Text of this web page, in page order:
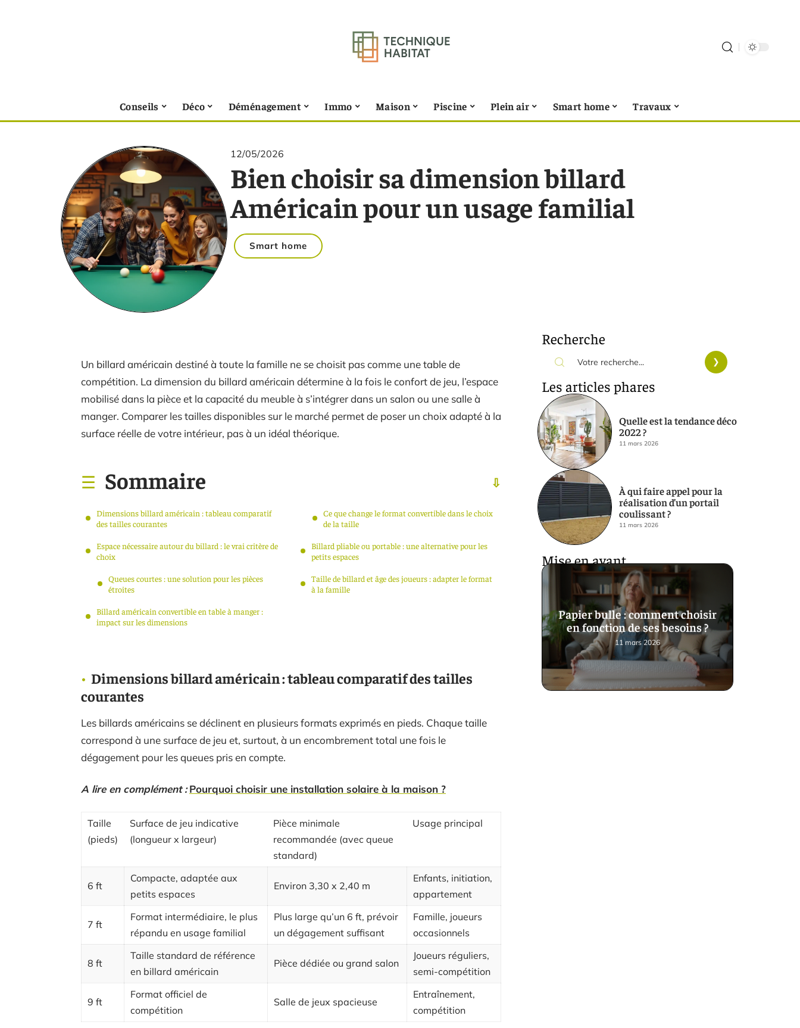
Conseils Déco Déménagement Immo Maison Piscine Plein air Smart home Travaux
12/05/2026
Bien choisir sa dimension billard
Américain pour un usage familial
Smart home
Un billard américain destiné à toute la famille ne se choisit pas comme une table de
compétition. La dimension du billard américain détermine à la fois le confort de jeu, l’espace
mobilisé dans la pièce et la capacité du meuble à s’intégrer dans un salon ou une salle à
manger. Comparer les tailles disponibles sur le marché permet de poser un choix adapté à la
surface réelle de votre intérieur, pas à un idéal théorique.
Sommaire
Dimensions billard américain : tableau comparatif
des tailles courantes
Espace nécessaire autour du billard : le vrai critère de
choix
Queues courtes : une solution pour les pièces
étroites
Billard américain convertible en table à manger :
impact sur les dimensions
Ce que change le format convertible dans le choix
de la taille
Billard pliable ou portable : une alternative pour les
petits espaces
Taille de billard et âge des joueurs : adapter le format
à la famille
Dimensions billard américain : tableau comparatif des tailles
courantes
Les billards américains se déclinent en plusieurs formats exprimés en pieds. Chaque taille
correspond à une surface de jeu et, surtout, à un encombrement total une fois le
dégagement pour les queues pris en compte.
A lire en complément : Pourquoi choisir une installation solaire à la maison ?
Taille
(pieds)
Surface de jeu indicative
(longueur x largeur)
Pièce minimale
recommandée (avec queue
standard)
Usage principal
6 ft
Compacte, adaptée aux
petits espaces
Environ 3,30 x 2,40 m
Enfants, initiation,
appartement
7 ft
Format intermédiaire, le plus
répandu en usage familial
Plus large qu’un 6 ft, prévoir
un dégagement suffisant
Famille, joueurs
occasionnels
8 ft
Taille standard de référence
en billard américain
Pièce dédiée ou grand salon
Joueurs réguliers,
semi-compétition
9 ft
Format officiel de
compétition
Salle de jeux spacieuse
Entraînement,
compétition
Recherche
Les articles phares
Quelle est la tendance déco
2022 ?
11 mars 2026
À qui faire appel pour la
réalisation d’un portail
coulissant ?
11 mars 2026
Mise en avant
Papier bulle : comment choisir
en fonction de ses besoins ?
11 mars 2026